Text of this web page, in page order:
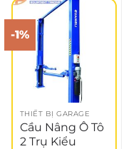
-1%
THIẾT BỊ GARAGE
Cầu Nâng Ô Tô
2 Trụ Kiểu